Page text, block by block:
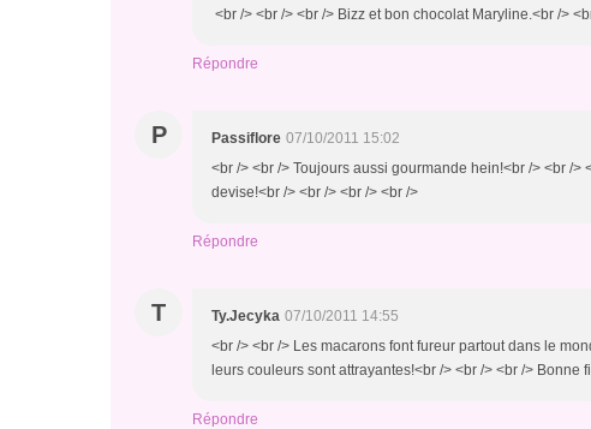
<br /> <br /> <br /> Bizz et bon chocolat Maryline.<br />
Répondre
P Passiflore 07/10/2011 15:02
<br /> <br /> Toujours aussi gourmande hein!<br /> <br /
devise!<br /> <br /> <br /> <br />
Répondre
T Ty.Jecyka 07/10/2011 14:55
<br /> <br /> Les macarons font fureur partout dans le
leurs couleurs sont attrayantes!<br /> <br /> <br /> Bonne
Répondre